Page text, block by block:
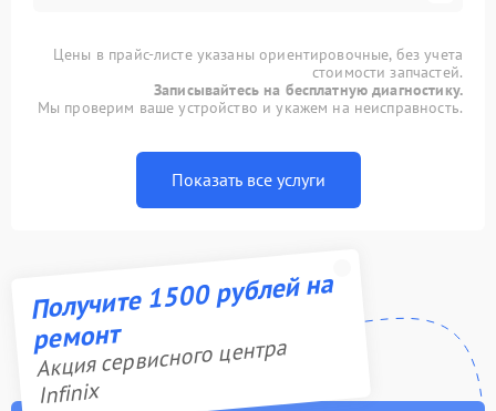
Цены в прайс-листе указаны ориентировочные, без учета
стоимости запчастей.
Записывайтесь на бесплатную диагностику.
Мы проверим ваше устройство и укажем на неисправность.
Показать все услуги
Получите 1500 рублей на
ремонт
Акция сервисного центра
Infinix